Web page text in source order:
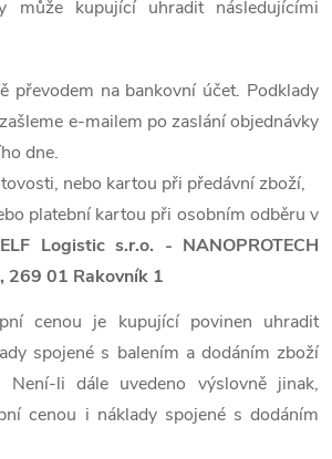
může kupující uhradit následujícími
převodem na bankovní účet. Podklady
e-mailem po zaslání objednávky
dne.
nebo kartou při předávní zboží,
platební kartou při osobním odběru v
ELF Logistic s.r.o. - NANOPROTECH
269 01 Rakovník 1
cenou je kupující povinen uhradit
spojené s balením a dodáním zboží
Není-li dále uvedeno výslovně jinak,
cenou i náklady spojené s dodáním